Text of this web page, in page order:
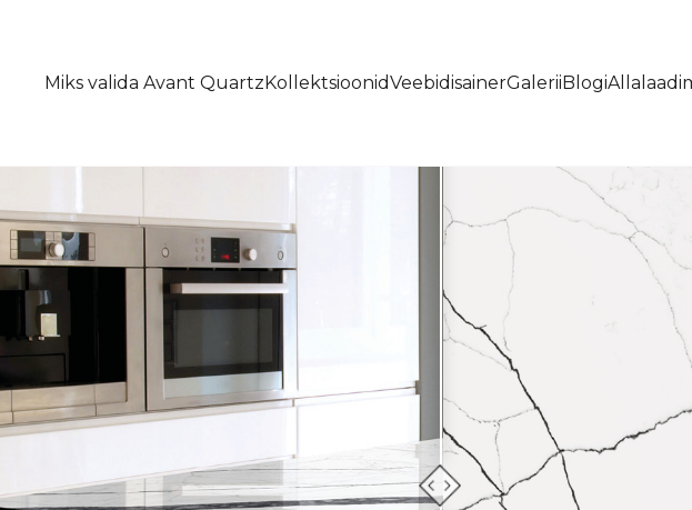
Miks valida Avant QuartzKollektsioonidVeebidisainerGaleriiBlogi